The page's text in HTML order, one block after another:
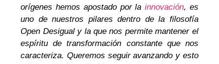
orígenes hemos apostado por la innovación, es
uno de nuestros pilares dentro de la filosofía
Open Desigual y la que nos permite mantener el
espíritu de transformación constante que nos
caracteriza. Queremos seguir avanzando y esto